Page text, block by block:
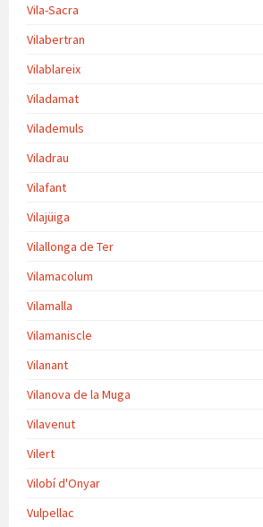
Vila-Sacra
Vilabertran
Vilablareix
Viladamat
Vilademuls
Viladrau
Vilafant
Vilajüiga
Vilallonga de Ter
Vilamacolum
Vilamalla
Vilamaniscle
Vilanant
Vilanova de la Muga
Vilavenut
Vilert
Vilobí d'Onyar
Vulpellac